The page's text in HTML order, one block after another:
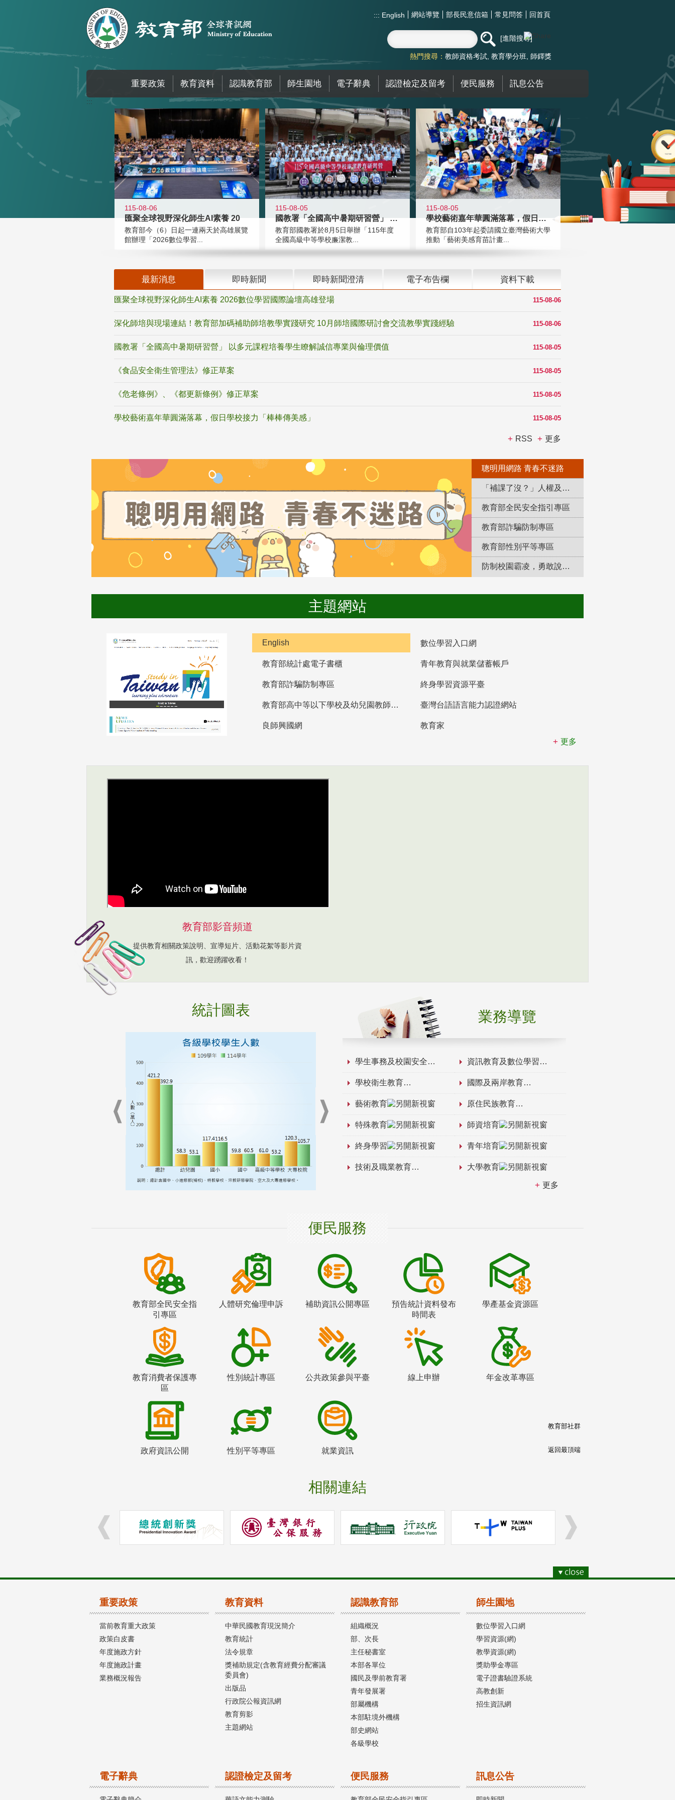
::: English 網站導覽 部長民意信箱 常見問答 回首頁
進階搜尋
熱門搜尋： 教師資格考試 教育學分班 師鐸獎
重要政策 教育資料 認識教育部 師生園地 電子辭典 認證檢定及留考 便民服務 訊息公告
:::
115-08-06
匯聚全球視野深化師生AI素養 20
教育部今（6）日起一連兩天於高雄展覽
館辦理「2026數位學習...
115-08-05
國教署「全國高中暑期研習營」 以多
教育部國教署於8月5日舉辦「115年度
全國高級中等學校廉潔教...
115-08-05
學校藝術嘉年華圓滿落幕，假日學校接
教育部自103年起委請國立臺灣藝術大學
推動「藝術美感育苗計畫...
最新消息 即時新聞 即時新聞澄清 電子布告欄 資料下載
115-08-06
匯聚全球視野深化師生AI素養 2026數位學習國際論壇高雄登場
115-08-06
深化師培與現場連結！教育部加碼補助師培教學實踐研究 10月師培國際研討會交流教學實踐經驗
115-08-05
國教署「全國高中暑期研習營」 以多元課程培養學生瞭解誠信專業與倫理價值
115-08-05
《食品安全衛生管理法》修正草案
115-08-05
《危老條例》、《都更新條例》修正草案
115-08-05
學校藝術嘉年華圓滿落幕，假日學校接力「棒棒傳美感」
RSS 更多
聰明用網路 青春不迷路
「補課了沒？」人權及轉型正義教育專區
教育部全民安全指引專區
教育部詐騙防制專區
教育部性別平等專區
防制校園霸凌，勇敢說出來！
主題網站
English 數位學習入口網
教育部統計處電子書櫃 青年教育與就業儲蓄帳戶
教育部詐騙防制專區 終身學習資源平臺
教育部高中等以下學校及幼兒園教師資格檢定考試 臺灣台語語言能力認證網站
良師興國網
教育家
更多
教育部影音頻道
提供教育相關政策說明、宣導短片、活動花絮等影片資
訊，歡迎踴躍收看！
統計圖表 業務導覽
學生事務及校園安全 資訊教育及數位學習
學校衛生教育 國際及兩岸教育
藝術教育 原住民族教育
特殊教育 師資培育
終身學習 青年培育
技術及職業教育 大學教育
更多
便民服務
教育部全民安全指
引專區
人體研究倫理申訴 補助資訊公開專區
預告統計資料發布
時間表
學產基金資源區
教育消費者保護專
區
性別統計專區 公共政策參與平臺 線上申辦 年金改革專區
政府資訊公開 性別平等專區 就業資訊
相關連結
教育部社群
返回最頂端
重要政策
當前教育重大政策
政策白皮書
年度施政方針
年度施政計畫
業務概況報告
教育資料
中華民國教育現況簡介
教育統計
法令規章
獎補助規定(含教育經費分配審議
委員會)
出版品
行政院公報資訊網
教育剪影
主題網站
認識教育部
組織概況
部、次長
主任秘書室
本部各單位
國民及學前教育署
青年發展署
部屬機構
本部駐境外機構
部史網站
各級學校
師生園地
數位學習入口網
學習資源(網)
教學資源(網)
獎助學金專區
電子證書驗證系統
高教創新
招生資訊網
電子辭典 認證檢定及留考 便民服務 訊息公告